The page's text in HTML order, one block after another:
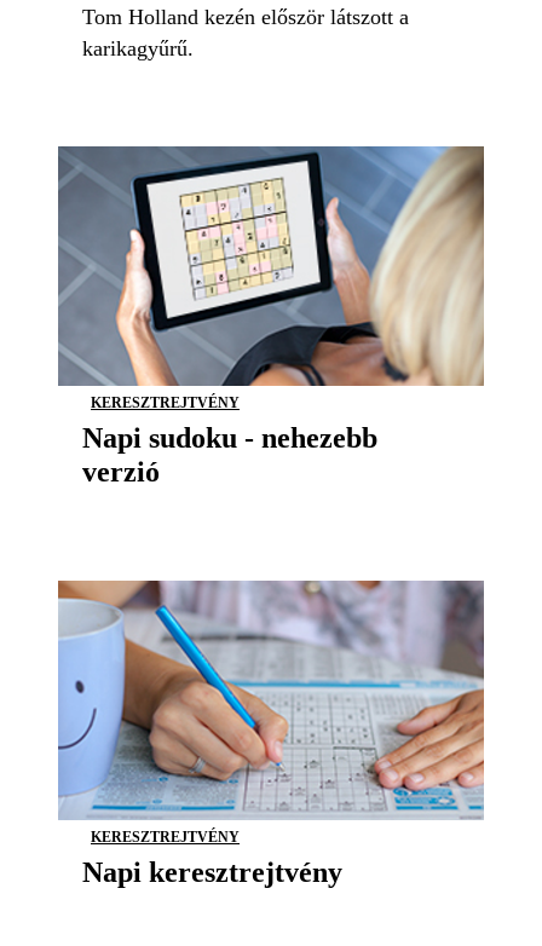
Tom Holland kezén először látszott a
karikagyűrű.
KERESZTREJTVÉNY
Napi sudoku - nehezebb
verzió
KERESZTREJTVÉNY
Napi keresztrejtvény